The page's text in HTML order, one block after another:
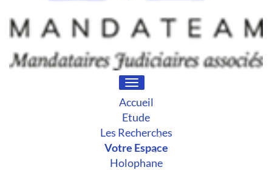
Toggle
navigation
Accueil
Etude
Les Recherches
Votre Espace
Holophane